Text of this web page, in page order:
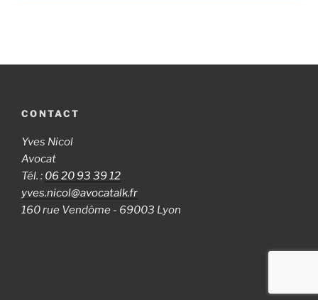
CONTACT
Yves Nicol
Avocat
Tél. : 06 20 93 39 12
yves.nicol@avocatalk.fr
160 rue Vendôme - 69003 Lyon